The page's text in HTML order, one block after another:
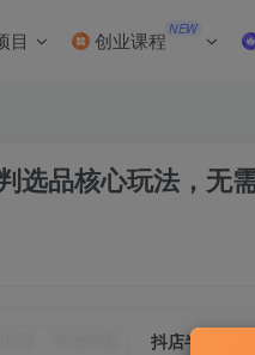
目 创业课程 NEW
选品核心玩法，无
抖店半精细